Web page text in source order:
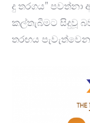
දු තරගය”
කල්තැබීමට සිදුවූ
තරඟය